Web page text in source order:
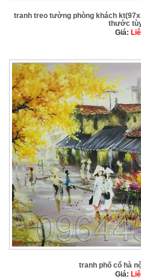
tranh treo tường phòng khách
thước
Giá:
tranh phố cổ hà
Giá: